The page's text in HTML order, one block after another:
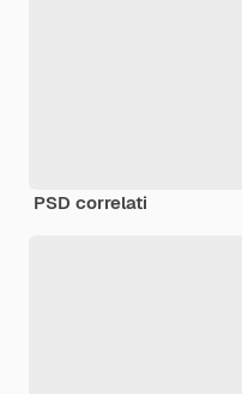
PSD correlati